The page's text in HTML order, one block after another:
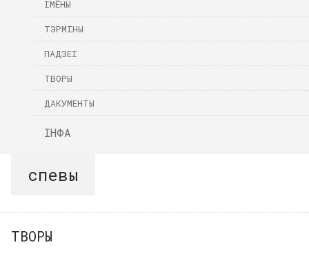
ІМЁНЫ
ТЭРМІНЫ
ПАДЗЕІ
ТВОРЫ
ДАКУМЕНТЫ
ІНФА
спевы
ТВОРЫ